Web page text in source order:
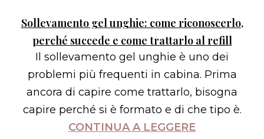
Sollevamento gel unghie: come riconoscerlo,
perché succede e come trattarlo al refill
Il sollevamento gel unghie è uno dei
problemi più frequenti in cabina. Prima
ancora di capire come trattarlo, bisogna
capire perché si è formato e di che tipo è.
CONTINUA A LEGGERE